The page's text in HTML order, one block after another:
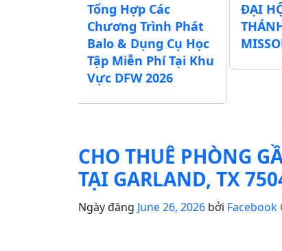
Tổng Hợp Các
Chương Trình Phát
Balo & Dụng Cụ Học
Tập Miễn Phí Tại Khu
Vực DFW 2026
ĐẠI
CHO THUÊ PHÒNG
TẠI GARLAND, TX
Ngày đăng June 26, 2026 bởi